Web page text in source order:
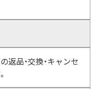
品・交換・キャンセ